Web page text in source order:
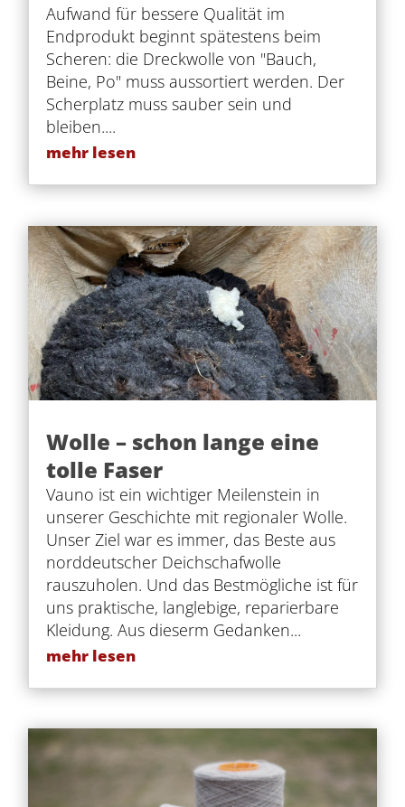
Aufwand für bessere Qualität im
Endprodukt beginnt spätestens beim
Scheren: die Dreckwolle von "Bauch,
Beine, Po" muss aussortiert werden. Der
Scherplatz muss sauber sein und
bleiben....
mehr lesen
Wolle – schon lange eine
tolle Faser
Vauno ist ein wichtiger Meilenstein in
unserer Geschichte mit regionaler Wolle.
Unser Ziel war es immer, das Beste aus
norddeutscher Deichschafwolle
rauszuholen. Und das Bestmögliche ist für
uns praktische, langlebige, reparierbare
Kleidung. Aus dieserm Gedanken...
mehr lesen